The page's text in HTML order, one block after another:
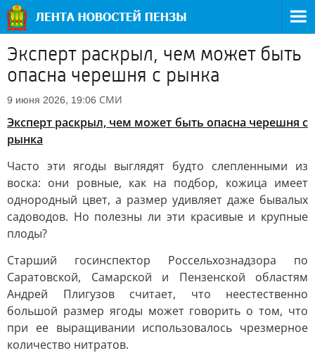
Эксперт раскрыл, чем может быть
опасна черешня с рынка
9 июня 2026, 19:06 СМИ
Эксперт раскрыл, чем может быть опасна черешня с
рынка
Часто эти ягоды выглядят будто слепленными из
воска: они ровные, как на подбор, кожица имеет
однородный цвет, а размер удивляет даже бывалых
садоводов. Но полезны ли эти красивые и крупные
плоды?
Старший госинспектор Россельхознадзора по
Саратовской, Самарской и Пензенской областям
Андрей Плигузов считает, что неестественно
большой размер ягоды может говорить о том, что
при ее выращивании использовалось чрезмерное
количество нитратов.